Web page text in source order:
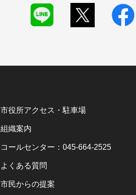
市役所アクセス・駐車場
組織案内
コールセンター：045-664-2525
よくある質問
市民からの提案